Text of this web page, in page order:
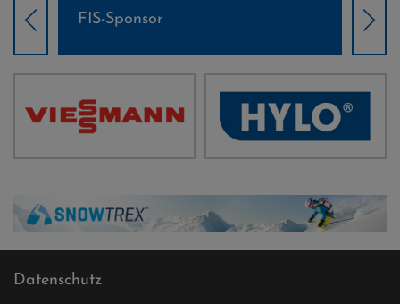
FIS-Sponsor
Datenschutz